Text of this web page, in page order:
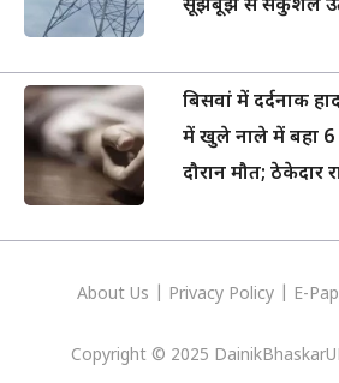
सूझबूझ से सकुशल
बिसवां में दर्दनाक
में खुले नाले में बहा
दौरान मौत; ठेकेदार
About Us Privacy Policy E-
Copyright © 2025